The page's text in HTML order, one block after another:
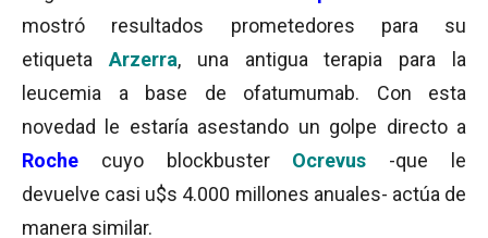
mostró resultados prometedores para su
etiqueta Arzerra, una antigua terapia para la
leucemia a base de ofatumumab. Con esta
novedad le estaría asestando un golpe directo a
Roche cuyo blockbuster Ocrevus -que le
devuelve casi u$s 4.000 millones anuales- actúa de
manera similar.